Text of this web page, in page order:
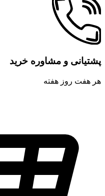
پشتیانی و مشاوره خرید
هر هفت روز هفته